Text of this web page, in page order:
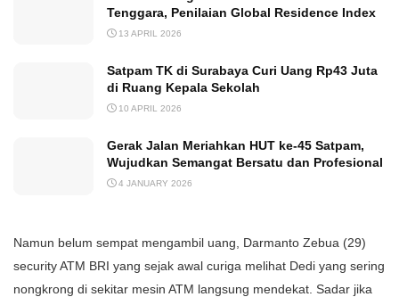
Tenggara, Penilaian Global Residence Index
13 APRIL 2026
Satpam TK di Surabaya Curi Uang Rp43 Juta
di Ruang Kepala Sekolah
10 APRIL 2026
Gerak Jalan Meriahkan HUT ke-45 Satpam,
Wujudkan Semangat Bersatu dan Profesional
4 JANUARY 2026
Namun belum sempat mengambil uang, Darmanto Zebua (29)
security ATM BRI yang sejak awal curiga melihat Dedi yang sering
nongkrong di sekitar mesin ATM langsung mendekat. Sadar jika